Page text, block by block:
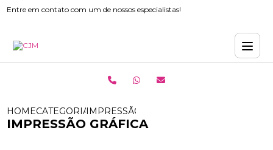
Entre em contato com um de nossos especialistas!
HOMECATEGORIASIMPRESSÃO GRÁFICA
IMPRESSÃO GRÁFICA